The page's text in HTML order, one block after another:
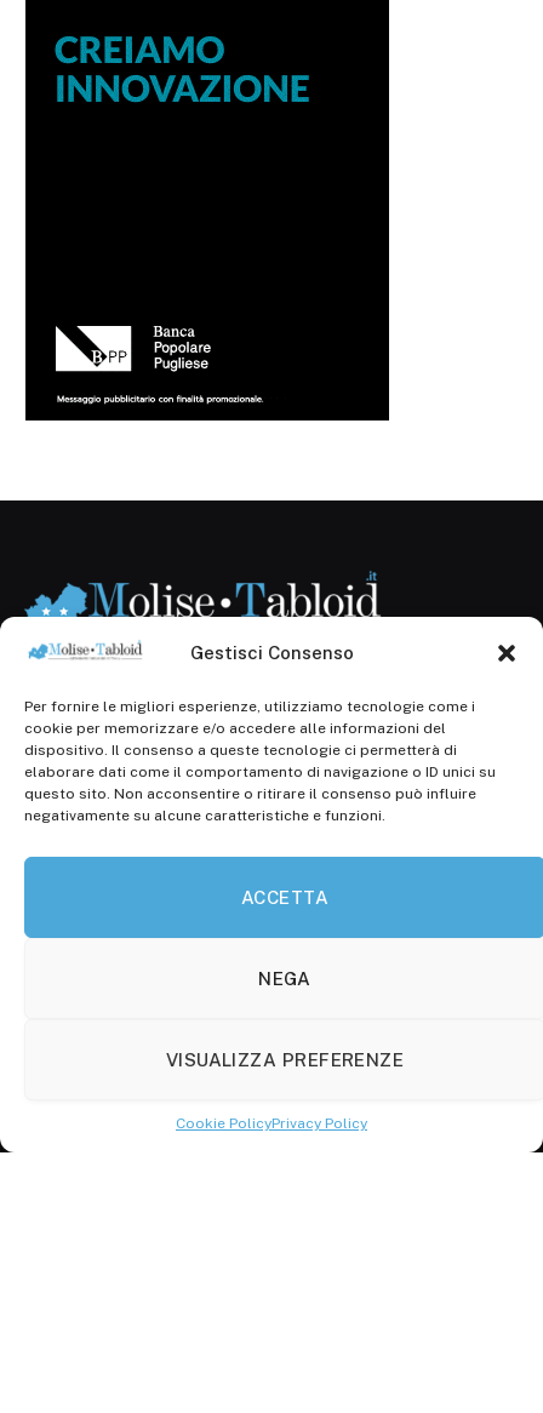
Gestisci Consenso
Per fornire le migliori esperienze, utilizziamo tecnologie come i
cookie per memorizzare e/o accedere alle informazioni del
dispositivo. Il consenso a queste tecnologie ci permetterà di
elaborare dati come il comportamento di navigazione o ID unici su
questo sito. Non acconsentire o ritirare il consenso può influire
negativamente su alcune caratteristiche e funzioni.
ACCETTA
NEGA
VISUALIZZA PREFERENZE
Cookie PolicyPrivacy Policy
Registr. presso il Tribunale di Campobasso: 3/2013 del
14.11.2013, Cron. 1254
Roc: iscrizione n° 25549 (Prot. 1138/com/15 del
30.04.2015)
P.Iva: 01707150700